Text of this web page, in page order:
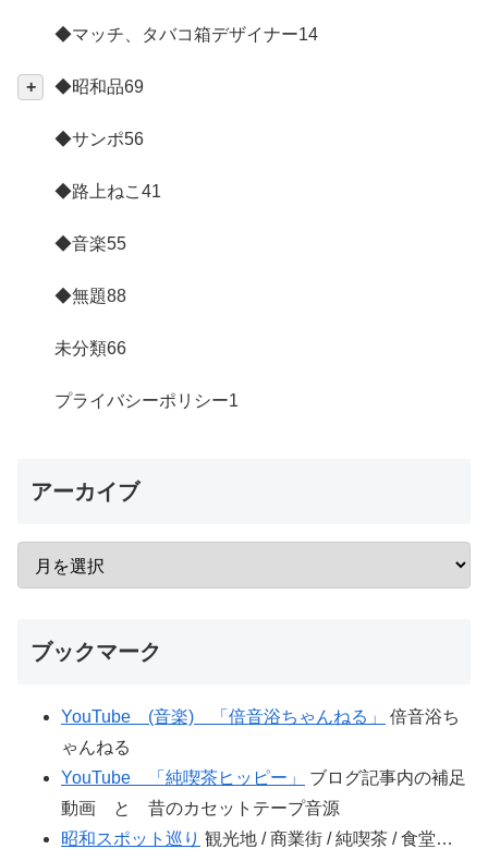
◆マッチ、タバコ箱デザイナー14
◆昭和品69
◆サンポ56
◆路上ねこ 41
◆音楽55
◆無題88
未分類66
プライバシーポリシー1
アーカイブ
ブックマーク
YouTube (音楽) 「倍音浴ちゃんねる」
倍音浴ち
ゃんねる
YouTube 「純喫茶ヒッピー」
ブログ記事内の補足
動画 と 昔のカセットテープ音源
昭和スポット巡り 観光地 / 商業街 / 純喫茶 / 食堂…